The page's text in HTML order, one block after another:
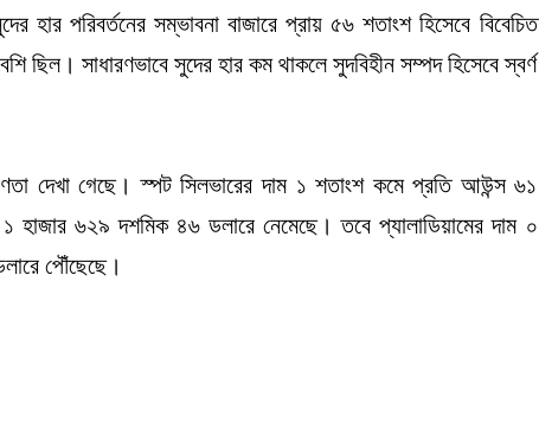
হার পরিবর্তনের সম্ভাবনা বাজারে প্রায় ৫৬ শতাংশ হিসেবে বিবেচিত
ছিল। সাধারণভাবে সুদের হার কম থাকলে সুদবিহীন সম্পদ হিসেবে স্বর্ণ
দেখা গেছে। স্পট সিলভারের দাম ১ শতাংশ কমে প্রতি আউন্স ৬১
হাজার ৬২৯ দশমিক ৪৬ ডলারে নেমেছে। তবে প্যালাডিয়ামের দাম ০
পৌঁছেছে।